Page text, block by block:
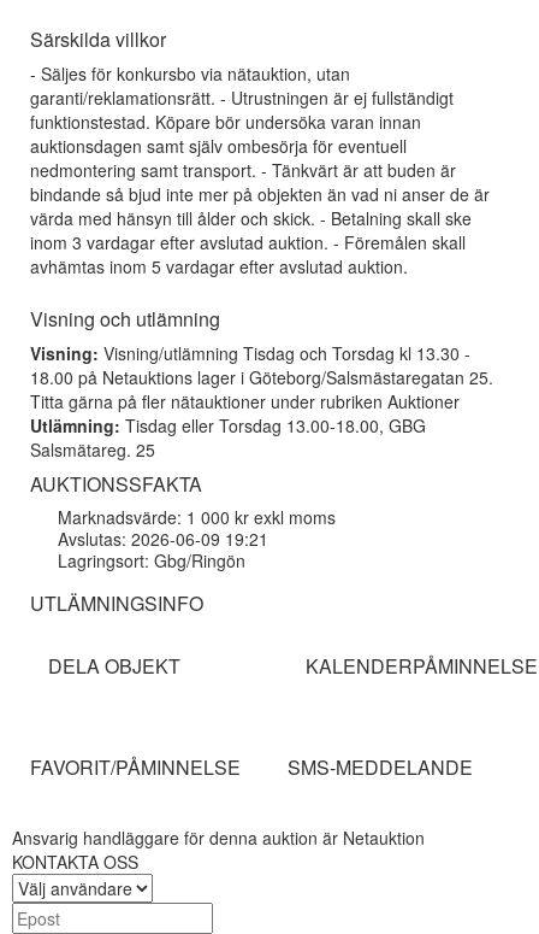
Särskilda villkor
- Säljes för konkursbo via nätauktion, utan
garanti/reklamationsrätt. - Utrustningen är ej fullständigt
funktionstestad. Köpare bör undersöka varan innan
auktionsdagen samt själv ombesörja för eventuell
nedmontering samt transport. - Tänkvärt är att buden är
bindande så bjud inte mer på objekten än vad ni anser de är
värda med hänsyn till ålder och skick. - Betalning skall ske
inom 3 vardagar efter avslutad auktion. - Föremålen skall
avhämtas inom 5 vardagar efter avslutad auktion.
Visning och utlämning
Visning: Visning/utlämning Tisdag och Torsdag kl 13.30 -
18.00 på Netauktions lager i Göteborg/Salsmästaregatan 25.
Titta gärna på fler nätauktioner under rubriken Auktioner
Utlämning: Tisdag eller Torsdag 13.00-18.00, GBG
Salsmätareg. 25
AUKTIONSSFAKTA
Marknadsvärde: 1 000 kr exkl moms
Avslutas: 2026-06-09 19:21
Lagringsort: Gbg/Ringön
UTLÄMNINGSINFO
DELA OBJEKT KALENDERPÅMINNELSE
FAVORIT/PÅMINNELSE SMS-MEDDELANDE
Ansvarig handläggare för denna auktion är Netauktion
KONTAKTA OSS